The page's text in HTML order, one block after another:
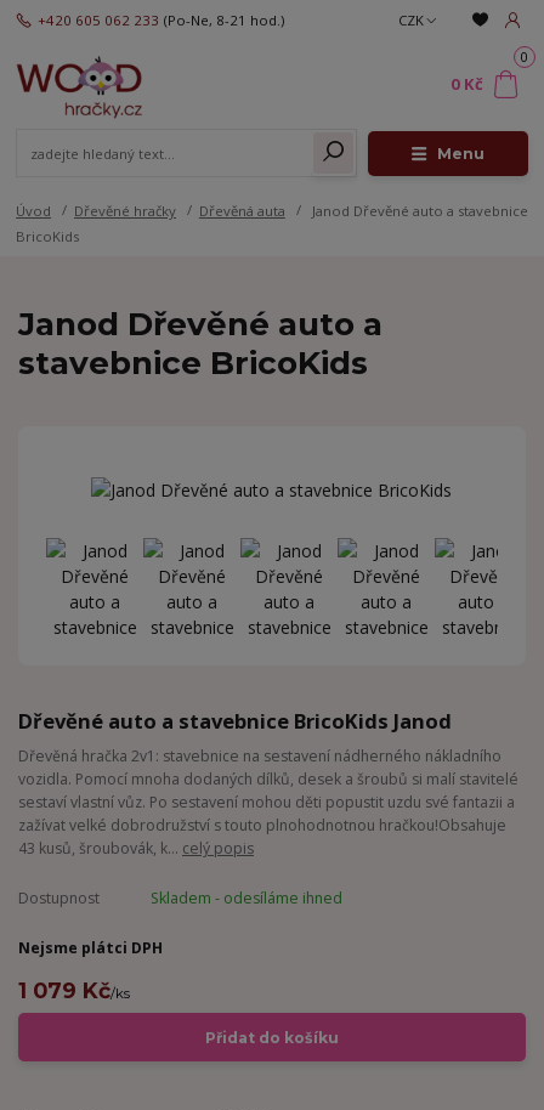
Menu
CZK
+420 605 062 233 (Po-Ne, 8-21 hod.)
0
0 Kč
Úvod Dřevěné hračky Dřevěná auta
Janod Dřevěné auto a stavebnice
BricoKids
Janod Dřevěné auto a
stavebnice BricoKids
Dřevěné auto a stavebnice BricoKids Janod
Dřevěná hračka 2v1: stavebnice na sestavení nádherného nákladního
vozidla. Pomocí mnoha dodaných dílků, desek a šroubů si malí stavitelé
sestaví vlastní vůz. Po sestavení mohou děti popustit uzdu své fantazii a
zažívat velké dobrodružství s touto plnohodnotnou hračkou!Obsahuje
43 kusů, šroubovák, k... celý popis
Dostupnost Skladem - odesíláme ihned
Nejsme plátci DPH
1 079 Kč/ks
Přidat do košíku